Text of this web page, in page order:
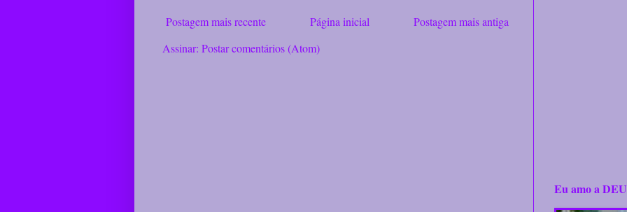
Postagem mais recente Postagem mais antiga
Página inicial
Assinar: Postar comentários (Atom)
Eu amo a